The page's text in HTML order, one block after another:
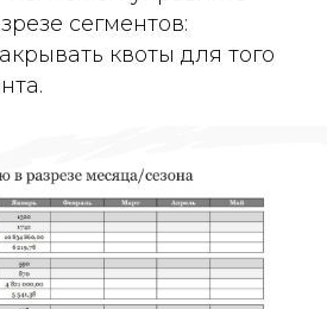
сегментов:
квоты для того